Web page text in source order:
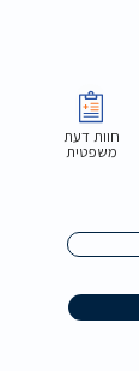
חוות דעת
משפטית